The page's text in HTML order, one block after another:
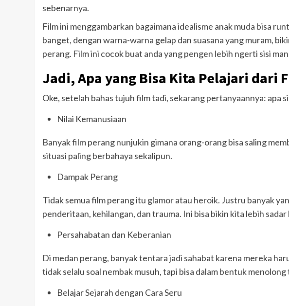
sebenarnya.
Film ini menggambarkan bagaimana idealisme anak muda bisa
banget, dengan warna-warna gelap dan suasana yang muram,
perang. Film ini cocok buat anda yang pengen lebih ngerti sisi
Jadi, Apa yang Bisa Kita Pelajari dari
Oke, setelah bahas tujuh film tadi, sekarang pertanyaannya: apa
Nilai Kemanusiaan
Banyak film perang nunjukin gimana orang-orang bisa saling
situasi paling berbahaya sekalipun.
Dampak Perang
Tidak semua film perang itu glamor atau heroik. Justru banyak
penderitaan, kehilangan, dan trauma. Ini bisa bikin kita lebih
Persahabatan dan Keberanian
Di medan perang, banyak tentara jadi sahabat karena mereka
tidak selalu soal nembak musuh, tapi bisa dalam bentuk
Belajar Sejarah dengan Cara Seru